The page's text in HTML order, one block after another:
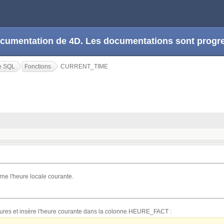
de 4D. Les documentations sont
SQL Fonctions CURRENT_TIME
l'heure locale courante.
et insère l'heure courante dans la colonne HEURE_FACT :